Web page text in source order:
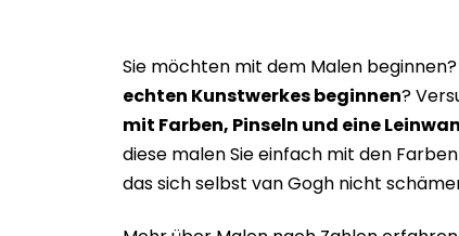
Sie möchten mit dem Malen
echten Kunstwerkes beginnen?
mit Farben, Pinseln und eine
diese malen Sie einfach mit den
das sich selbst van Gogh nicht